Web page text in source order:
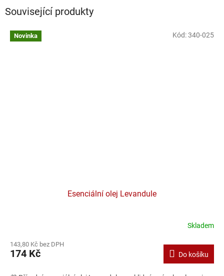
Související produkty
Novinka
Esenciální olej Levandule
Skladem
143,80 Kč bez DPH
174 Kč Do košíku
Kód:340-025